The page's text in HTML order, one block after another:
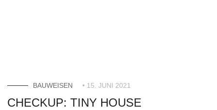
BAUWEISEN • 15. JUNI 2021
CHECKUP: TINY HOUSE